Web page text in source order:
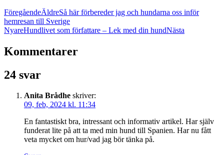
FöregåendeÄldreSå här förbereder jag och hundarna oss inför
hemresan till Sverige
NyareHundlivet som författare – Lek med din hundNästa
Kommentarer
24 svar
Anita Brådhe skriver:
09, feb, 2024 kl. 11:34
En fantastiskt bra, intressant och informativ artikel. Har själv
funderat lite på att ta med min hund till Spanien. Har nu fått
veta mycket om hur/vad jag bör tänka på.